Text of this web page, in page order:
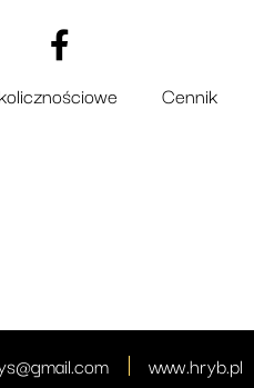
Cennik
www.hryb.pl